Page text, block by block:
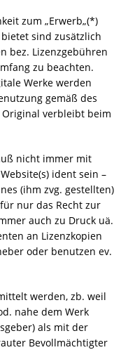
zum „Erwerb„(*)
sind zusätzlich
bez. Lizenzgebühren
zu beachten.
Werke werden
gemäß des
Original verbleibt beim
nicht immer mit
ident sein –
(ihm zvg. gestellten)
nur das Recht zur
auch zu Druck uä.
an Lizenzkopien
oder benutzen ev.
werden, zb. weil
nahe dem Werk
als mit der
Bevollmächtigter